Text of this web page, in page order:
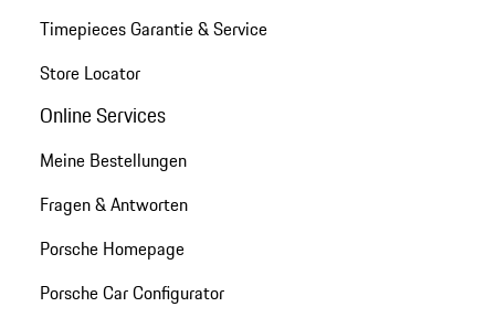
Timepieces Garantie & Service
Store Locator
Online Services
Meine Bestellungen
Fragen & Antworten
Porsche Homepage
Porsche Car Configurator